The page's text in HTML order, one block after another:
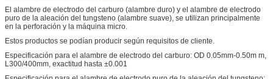
El alambre de electrodo del carburo (alambre duro) y el alambre de electrodo
puro de la aleación del tungsteno (alambre suave), se utilizan principalmente
en la perforación y la máquina micro.
Estos productos se podían producir según requisitos de cliente.
Especificación para el alambre de electrodo del carburo: OD 0.05mm-0.50m m,
L300/400mm, exactitud hasta ±0.001